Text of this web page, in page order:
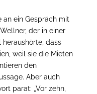
an ein Gespräch mit
der in einer
heraushörte, dass
weil sie die Mieten
den
Aber auch
parat: „Vor zehn,